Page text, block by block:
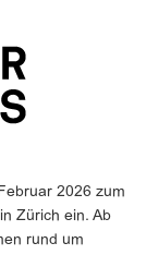
2026 zum
Zürich ein. Ab
rund um